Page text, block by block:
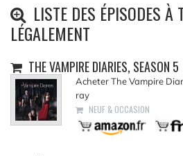
LISTE DES ÉPISODES À
LÉGALEMENT
THE VAMPIRE DIARIES, SEASON 5
Acheter The Vampire
ray
NEUF & OCCASION